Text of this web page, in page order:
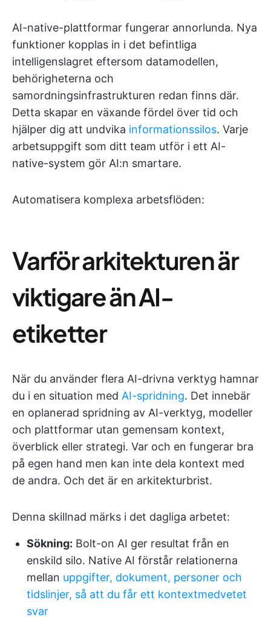
AI-native-plattformar fungerar annorlunda. Nya
funktioner kopplas in i det befintliga
intelligenslagret eftersom datamodellen,
behörigheterna och
samordningsinfrastrukturen redan finns där.
Detta skapar en växande fördel över tid och
hjälper dig att undvika informationssilos. Varje
arbetsuppgift som ditt team utför i ett AI-
native-system gör AI:n smartare.
Automatisera komplexa arbetsflöden:
Varför arkitekturen är
viktigare än AI-
etiketter
När du använder flera AI-drivna verktyg hamnar
du i en situation med AI-spridning. Det innebär
en oplanerad spridning av AI-verktyg, modeller
och plattformar utan gemensam kontext,
överblick eller strategi. Var och en fungerar bra
på egen hand men kan inte dela kontext med
de andra. Och det är en arkitekturbrist.
Denna skillnad märks i det dagliga arbetet:
Sökning: Bolt-on AI ger resultat från en
enskild silo. Native AI förstår relationerna
mellan uppgifter, dokument, personer och
tidslinjer, så att du får ett kontextmedvetet
svar